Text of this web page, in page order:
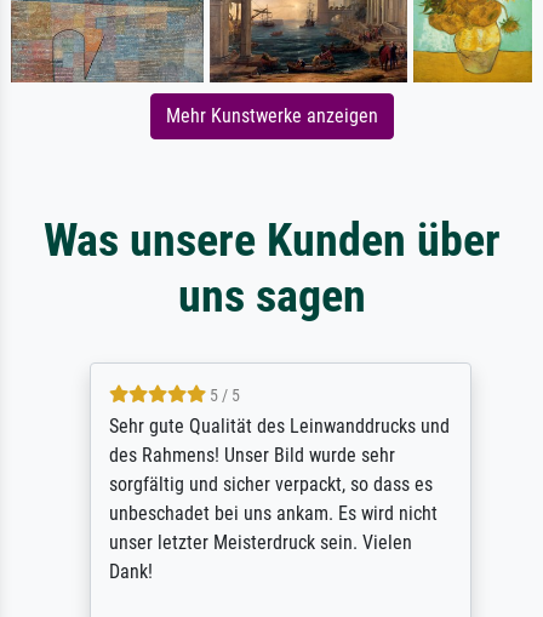
Mehr Kunstwerke anzeigen
Was unsere Kunden über
uns sagen
5 / 5
Sehr gute Qualität des Leinwanddrucks und
des Rahmens! Unser Bild wurde sehr
sorgfältig und sicher verpackt, so dass es
unbeschadet bei uns ankam. Es wird nicht
unser letzter Meisterdruck sein. Vielen
Dank!